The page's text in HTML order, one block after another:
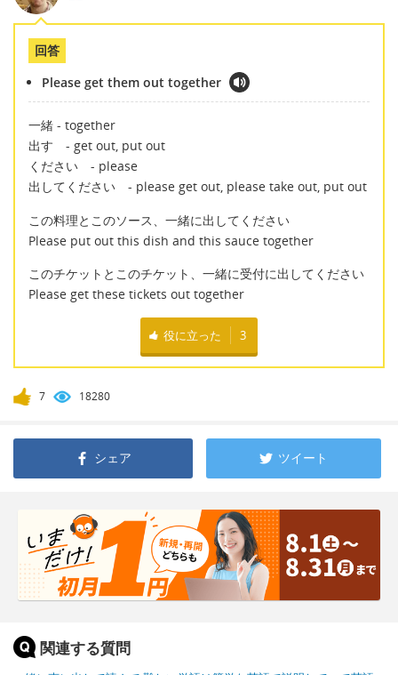
回答
Please get them out together
一緒 - together
出す - get out, put out
ください - please
出してください - please get out, please take out, put out
この料理とこのソース、一緒に出してください
Please put out this dish and this sauce together
このチケットとこのチケット、一緒に受付に出してください
Please get these tickets out together
役に立った 3
7 18280
シェア ツイート
関連する質問